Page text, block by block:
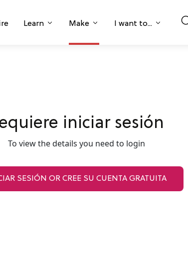
Learn Make I want to...
iniciar sesión
To view the details you need to login
SESIÓN OR CREE SU CUENTA GRATUITA